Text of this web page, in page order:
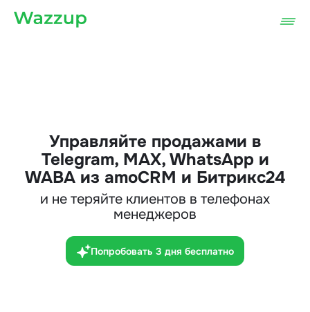
Управляйте продажами в
Telegram, MAX, WhatsApp и
WABA из amoCRM и Битрикс24
и не теряйте клиентов в телефонах
менеджеров
Попробовать 3 дня бесплатно